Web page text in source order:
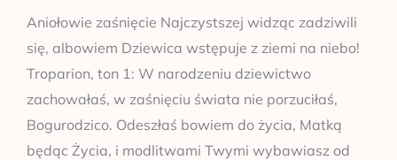
Aniołowie zaśnięcie Najczystszej widząc zadziwili
się, albowiem Dziewica wstępuje z ziemi na niebo!
Troparion, ton 1: W narodzeniu dziewictwo
zachowałaś, w zaśnięciu świata nie porzuciłaś,
Bogurodzico. Odeszłaś bowiem do życia, Matką
będąc Życia, i modlitwami Twymi wybawiasz od